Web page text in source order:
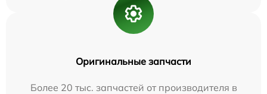
Оригинальные запчасти
Более 20 тыс. запчастей от производителя в